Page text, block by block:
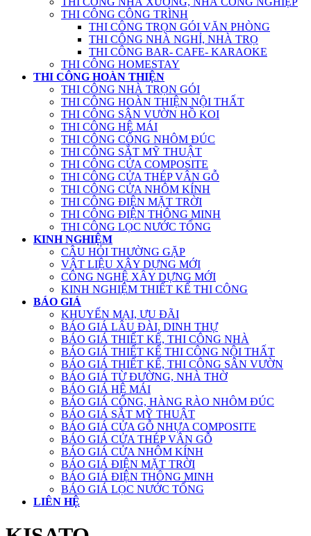
THI CÔNG CÔNG TRÌNH
THI CÔNG TRỌN GÓI VĂN PHÒNG
THI CÔNG NHÀ NGHỈ, NHÀ TRỌ
THI CÔNG BAR- CAFE- KARAOKE
THI CÔNG HOMESTAY
THI CÔNG HOÀN THIỆN
THI CÔNG NHÀ TRỌN GÓI
THI CÔNG HOÀN THIỆN NỘI THẤT
THI CÔNG SÂN VƯỜN HỒ KOI
THI CÔNG HỆ MÁI
THI CÔNG CỔNG NHÔM ĐÚC
THI CÔNG SẮT MỸ THUẬT
THI CÔNG CỬA COMPOSITE
THI CÔNG CỬA THÉP VÂN GỖ
THI CÔNG CỬA NHÔM KÍNH
THI CÔNG ĐIỆN MẶT TRỜI
THI CÔNG ĐIỆN THÔNG MINH
THI CÔNG LỌC NƯỚC TỔNG
KINH NGHIỆM
CÂU HỎI THƯỜNG GẶP
VẬT LIỆU XÂY DỰNG MỚI
CÔNG NGHỆ XÂY DỰNG MỚI
KINH NGHIỆM THIẾT KẾ THI CÔNG
BÁO GIÁ
KHUYẾN MẠI, ƯU ĐÃI
BÁO GIÁ LÂU ĐÀI, DINH THỰ
BÁO GIÁ THIẾT KẾ, THI CÔNG NHÀ
BÁO GIÁ THIẾT KẾ THI CÔNG NỘI THẤT
BÁO GIÁ THIẾT KẾ, THI CÔNG SÂN VƯỜN
BÁO GIÁ TỪ ĐƯỜNG, NHÀ THỜ
BÁO GIÁ HỆ MÁI
BÁO GIÁ CỔNG, HÀNG RÀO NHÔM ĐÚC
BÁO GIÁ SẮT MỸ THUẬT
BÁO GIÁ CỬA GỖ NHỰA COMPOSITE
BÁO GIÁ CỬA THÉP VÂN GỖ
BÁO GIÁ CỬA NHÔM KÍNH
BÁO GIÁ ĐIỆN MẶT TRỜI
BÁO GIÁ ĐIỆN THÔNG MINH
BÁO GIÁ LỌC NƯỚC TỔNG
LIÊN HỆ